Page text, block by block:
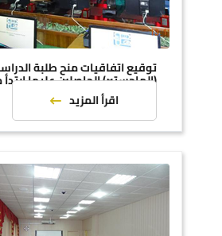
توقيع اتفاقيات منح طلبة
(الماجستير) الحاصلين عليها
الدراسي الثاني 2015-2016
اقرأ المزيد